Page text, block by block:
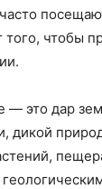
того, чтобы
— это дар
дикой